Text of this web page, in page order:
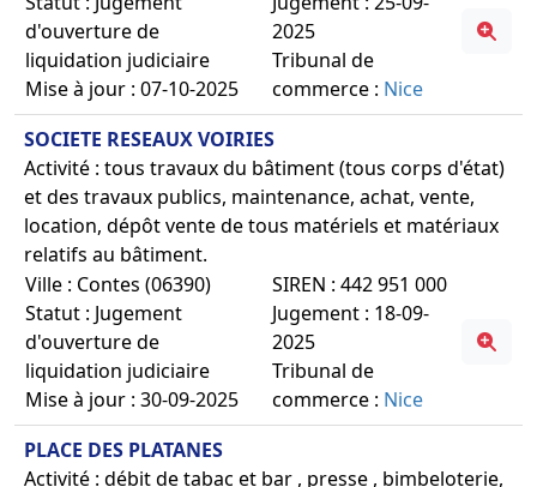
d'ouverture de
liquidation judiciaire
Mise à jour : 07-10-2025
2025
Tribunal de
commerce : Nice
SOCIETE RESEAUX VOIRIES
Activité : tous travaux du bâtiment (tous corps d'état)
et des travaux publics, maintenance, achat, vente,
location, dépôt vente de tous matériels et matériaux
relatifs au bâtiment.
Ville : Contes (06390)
Statut : Jugement
d'ouverture de
liquidation judiciaire
Mise à jour : 30-09-2025
SIREN : 442 951 000
Jugement : 18-09-
2025
Tribunal de
commerce : Nice
PLACE DES PLATANES
Activité : débit de tabac et bar , presse , bimbeloterie,